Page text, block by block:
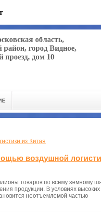
область,
район, город Видное,
проезд, дом 10
из Китая
воздушной
товаров по всему земному
продукции. В условиях высоких
неотъемлемой частью